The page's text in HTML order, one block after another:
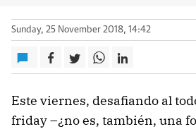
Sunday, 25 November 2018, 14:42
Este viernes, desafiando al
friday –¿no es, también, una